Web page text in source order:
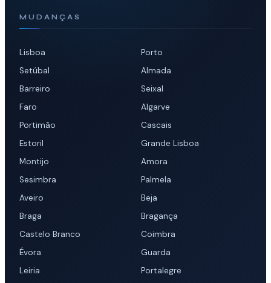
MUDANÇAS
Lisboa
Porto
Setúbal
Almada
Barreiro
Seixal
Faro
Algarve
Portimão
Cascais
Estoril
Grande Lisboa
Montijo
Amora
Sesimbra
Palmela
Aveiro
Beja
Braga
Bragança
Castelo Branco
Coimbra
Évora
Guarda
Leiria
Portalegre